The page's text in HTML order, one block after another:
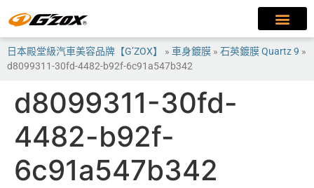
日本殿堂級汽車美容品牌【G’ZOX】 » 車身鍍膜 » 石英鍍膜 Quartz 9 »
d8099311-30fd-4482-b92f-6c91a547b342
d8099311-30fd-
4482-b92f-
6c91a547b342